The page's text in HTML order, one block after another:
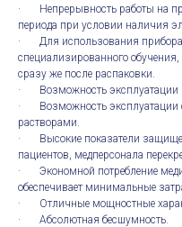
· Непрерывность работы на
периода при условии наличия
· Для использования прибора
специализированного
сразу же после распаковки.
· Возможность эксплуатации
· Возможность эксплуатации
растворами.
· Высокие показатели
пациентов, медперсонала
· Экономной потребление
обеспечивает минимальные
· Отличные мощностные
· Абсолютная бесшумность.